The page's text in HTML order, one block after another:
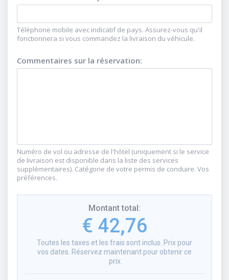
Téléphone mobile avec indicatif de pays. Assurez-vous qu'il
fonctionnera si vous commandez la livraison du véhicule.
Commentaires sur la réservation:
Numéro de vol ou adresse de l'hôtel (uniquement si le service
de livraison est disponible dans la liste des services
supplémentaires). Catégorie de votre permis de conduire. Vos
préférences.
Montant total:
€ 42,76
Toutes les taxes et les frais sont inclus. Prix pour
vos dates. Réservez maintenant pour obtenir ce
prix